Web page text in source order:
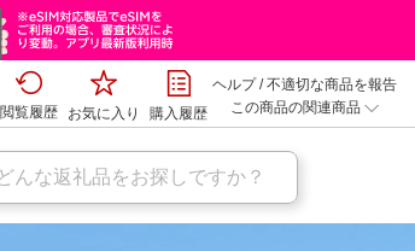
閲覧履歴 お気に入り 購入履歴
ヘルプ/不適切な商品を報告
この商品の関連商品